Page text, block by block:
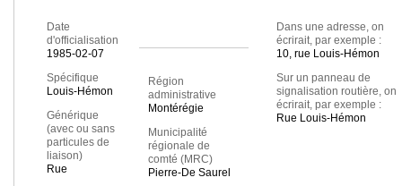
Date
d'officialisation
1985-02-07
Spécifique
Louis-Hémon
Générique
(avec ou sans
particules de
liaison)
Rue
Région
administrative
Montérégie
Municipalité
régionale de
comté (MRC)
Pierre-De Saurel
Dans une adresse, on
écrirait, par exemple :
10, rue Louis-Hémon
Sur un panneau de
signalisation routière, on
écrirait, par exemple :
Rue Louis-Hémon